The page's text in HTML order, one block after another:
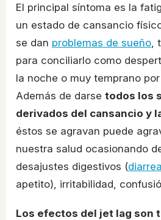
El principal síntoma es la
un estado de cansancio
se dan problemas de sueño
para conciliarlo como
la noche o muy temprano
Además de darse todos los
derivados del cansancio y
éstos se agravan puede
nuestra salud ocasionando
desajustes digestivos (
apetito), irritabilidad,
Los efectos del jet lag son